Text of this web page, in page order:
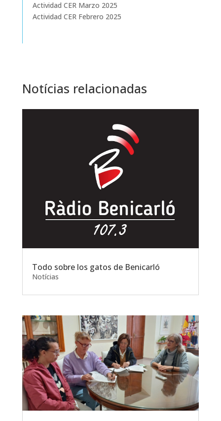
Actividad CER Marzo 2025
Actividad CER Febrero 2025
Notícias relacionadas
Todo sobre los gatos de Benicarló
Notícias